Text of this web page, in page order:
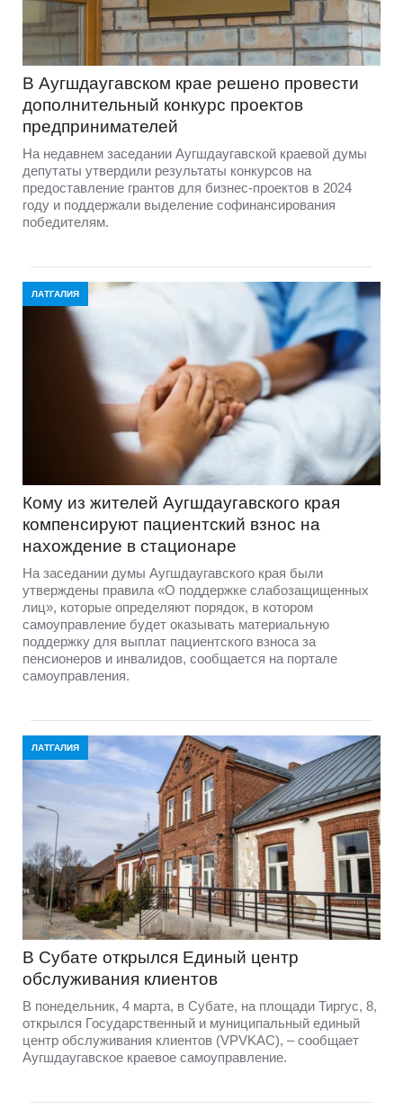
В Аугшдаугавском крае решено провести
дополнительный конкурс проектов
предпринимателей
На недавнем заседании Аугшдаугавской краевой думы
депутаты утвердили результаты конкурсов на
предоставление грантов для бизнес-проектов в 2024
году и поддержали выделение софинансирования
победителям.
ЛАТГАЛИЯ
Кому из жителей Аугшдаугавского края
компенсируют пациентский взнос на
нахождение в стационаре
На заседании думы Аугшдаугавского края были
утверждены правила «О поддержке слабозащищенных
лиц», которые определяют порядок, в котором
самоуправление будет оказывать материальную
поддержку для выплат пациентского взноса за
пенсионеров и инвалидов, сообщается на портале
самоуправления.
ЛАТГАЛИЯ
В Субате открылся Единый центр
обслуживания клиентов
В понедельник, 4 марта, в Субате, на площади Тиргус, 8,
открылся Государственный и муниципальный единый
центр обслуживания клиентов (VPVKAC), – сообщает
Аугшдаугавское краевое самоуправление.